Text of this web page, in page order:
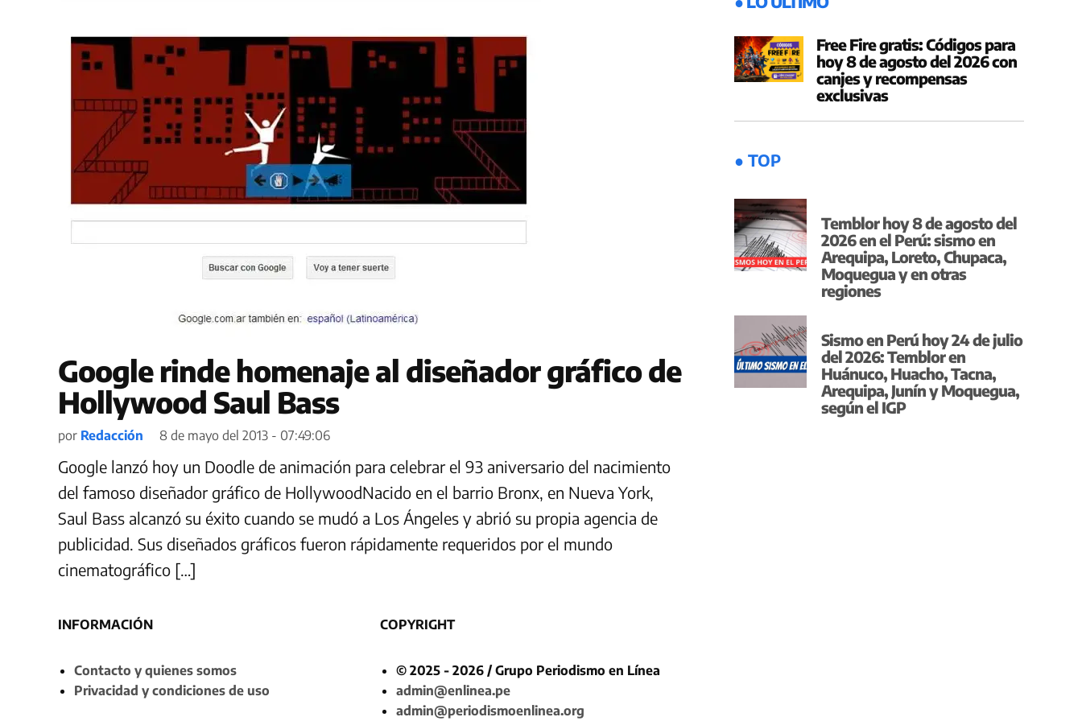
Google rinde homenaje al diseñador gráfico de
Hollywood Saul Bass
por Redacción 8 de mayo del 2013 - 07:49:06
Google lanzó hoy un Doodle de animación para celebrar el 93 aniversario del nacimiento
del famoso diseñador gráfico de HollywoodNacido en el barrio Bronx, en Nueva York,
Saul Bass alcanzó su éxito cuando se mudó a Los Ángeles y abrió su propia agencia de
publicidad. Sus diseñados gráficos fueron rápidamente requeridos por el mundo
cinematográfico […]
Free Fire gratis: Códigos para
hoy 8 de agosto del 2026 con
canjes y recompensas
exclusivas
● TOP
Temblor hoy 8 de agosto del
2026 en el Perú: sismo en
Arequipa, Loreto, Chupaca,
Moquegua y en otras
regiones
Sismo en Perú hoy 24 de julio
del 2026: Temblor en
Huánuco, Huacho, Tacna,
Arequipa, Junín y Moquegua,
según el IGP
INFORMACIÓN
Contacto y quienes somos
Privacidad y condiciones de uso
COPYRIGHT
© 2025 - 2026 / Grupo Periodismo en Línea
admin@enlinea.pe
admin@periodismoenlinea.org